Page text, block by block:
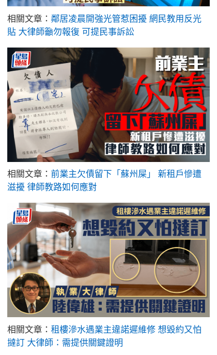
相關文章： 鄰居凌晨開強光管惹困擾 網民教用反光
貼 大律師籲勿報復 可提民事訴訟
相關文章： 前業主欠債留下「蘇州屎」 新租戶慘遭
滋擾 律師教路如何應對
相關文章： 租樓滲水遇業主違諾遲維修 想毀約又怕
撻訂 大律師：需提供關鍵證明